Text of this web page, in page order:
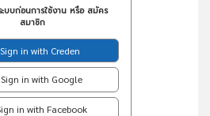
บบก่อนการใช้งาน หรือ สมัคร
สมาชิก
Sign in with Creden
Sign in with Google
in with Facebook